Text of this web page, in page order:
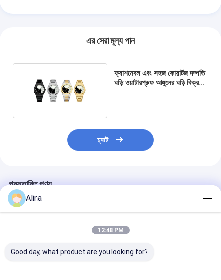
এর সেরা মূল্য পান
ফ্যাশনেবল এবং সহজ কোয়ার্টজ দম্পতি
ঘড়ি ওয়াটারপ্রুফ আঙ্গুলের ঘড়ি বিক্রয়ের
চ্যাট
প্রস্তাবিত পণ্য
Alina
12:48 PM
Good day, what product are you looking for?